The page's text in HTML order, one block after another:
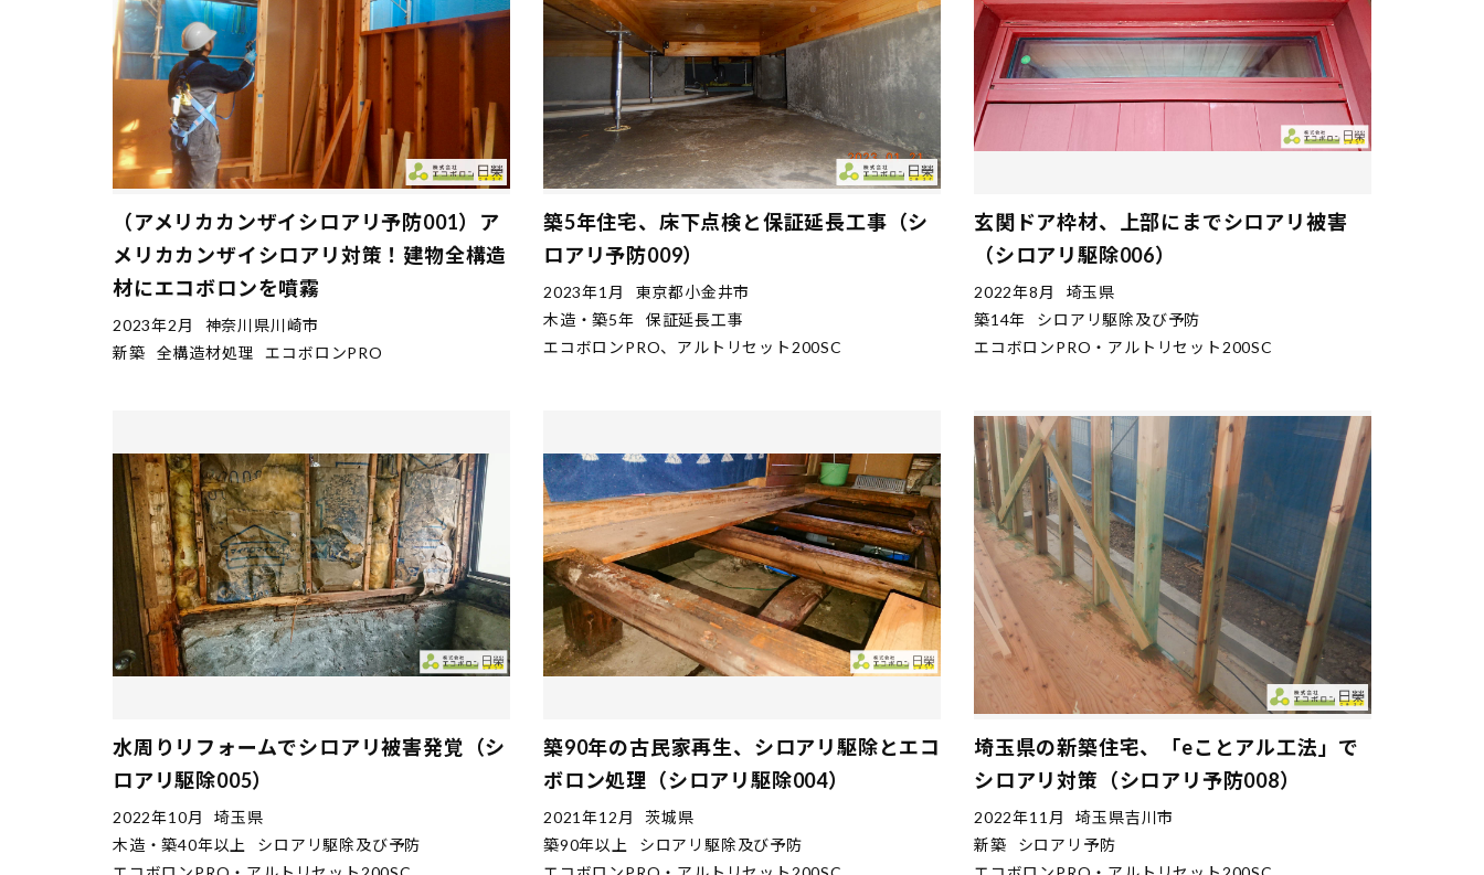
（アメリカカンザイシロアリ予防001）ア
メリカカンザイシロアリ対策！建物全構造
材にエコボロンを噴霧
2023年2月
神奈川県川崎市
新築
全構造材処理 エコボロンPRO
築5年住宅、床下点検と保証延長工事（シ
ロアリ予防009）
2023年1月
東京都小金井市
木造・築5年
保証延長工事
エコボロンPRO、アルトリセット200SC
玄関ドア枠材、上部にまでシロアリ被害
（シロアリ駆除006）
2022年8月
埼玉県
築14年
シロアリ駆除及び予防
エコボロンPRO・アルトリセット200SC
水周りリフォームでシロアリ被害発覚（シ
ロアリ駆除005）
2022年10月
埼玉県
木造・築40年以上
シロアリ駆除及び予防
築90年の古民家再生、シロアリ駆除とエコ
ボロン処理（シロアリ駆除004）
2021年12月
茨城県
築90年以上
シロアリ駆除及び予防
埼玉県の新築住宅、「eことアル工法」で
シロアリ対策（シロアリ予防008）
2022年11月
埼玉県吉川市
新築
シロアリ予防